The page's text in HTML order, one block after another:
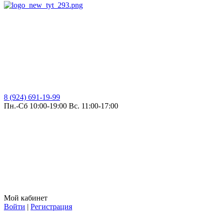
8 (924) 691-19-99
Пн.-Сб 10:00-19:00 Вс. 11:00-17:00
Мой кабинет
Войти | Регистрация